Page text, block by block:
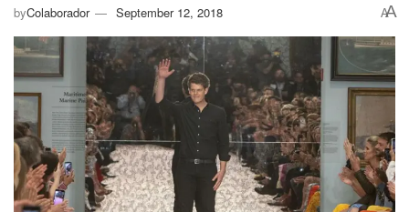
byColaborador September 12, 2018 AA